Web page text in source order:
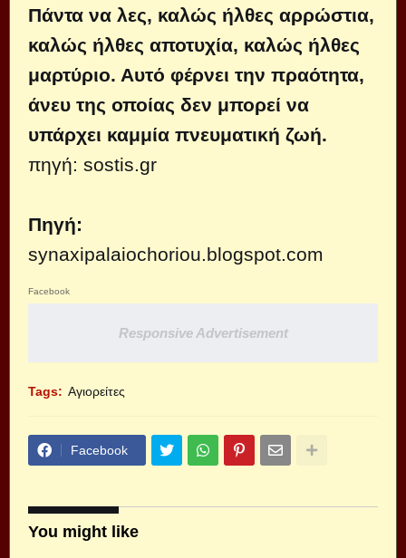
Πάντα να λες, καλώς ήλθες αρρώστια,
καλώς ήλθες αποτυχία, καλώς ήλθες
μαρτύριο. Αυτό φέρνει την πραότητα,
άνευ της οποίας δεν μπορεί να
υπάρχει καμμία πνευματική ζωή.
πηγή: sostis.gr
Πηγή:
synaxipalaiochoriou.blogspot.com
Facebook
Responsive Advertisement
Tags: Αγιορείτες
Facebook
You might like